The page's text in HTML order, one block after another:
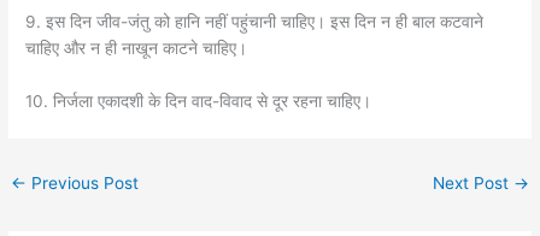
9. इस दिन जीव-जंतु को हानि नहीं पहुंचानी चाहिए। इस दिन न ही बाल कटवाने
चाहिए और न ही नाखून काटने चाहिए।
10. निर्जला एकादशी के दिन वाद-विवाद से दूर रहना चाहिए।
← Previous Post Next Post →